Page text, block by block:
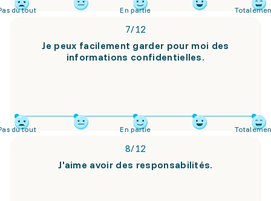
du tout En partie
7/12
Je peux facilement garder pour moi des
informations confidentielles.
du tout En partie
8/12
J'aime avoir des responsabilités.